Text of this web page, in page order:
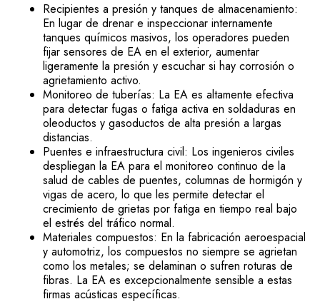
Recipientes a presión y tanques de almacenamiento:
En lugar de drenar e inspeccionar internamente
tanques químicos masivos, los operadores pueden
fijar sensores de EA en el exterior, aumentar
ligeramente la presión y escuchar si hay corrosión o
agrietamiento activo.
Monitoreo de tuberías: La EA es altamente efectiva
para detectar fugas o fatiga activa en soldaduras en
oleoductos y gasoductos de alta presión a largas
distancias.
Puentes e infraestructura civil: Los ingenieros civiles
despliegan la EA para el monitoreo continuo de la
salud de cables de puentes, columnas de hormigón y
vigas de acero, lo que les permite detectar el
crecimiento de grietas por fatiga en tiempo real bajo
el estrés del tráfico normal.
Materiales compuestos: En la fabricación aeroespacial
y automotriz, los compuestos no siempre se agrietan
como los metales; se delaminan o sufren roturas de
fibras. La EA es excepcionalmente sensible a estas
firmas acústicas específicas.